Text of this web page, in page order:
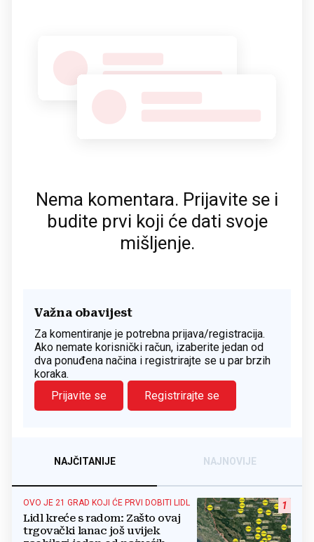
Nema komentara. Prijavite se i
budite prvi koji će dati svoje
mišljenje.
Važna obavijest
Za komentiranje je potrebna prijava/registracija.
Ako nemate korisnički račun, izaberite jedan od
dva ponuđena načina i registrirajte se u par brzih
koraka.
Prijavite se
Registrirajte se
NAJČITANIJE NAJNOVIJE
1
OVO JE 21 GRAD KOJI ĆE PRVI DOBITI LIDL
Lidl kreće s radom: Zašto ovaj
trgovački lanac još uvijek